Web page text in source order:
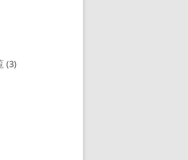
(3)